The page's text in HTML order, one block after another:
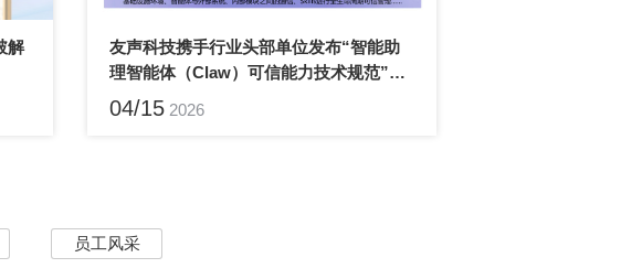
助力AI产业规范化发展
04/152026
员工风采